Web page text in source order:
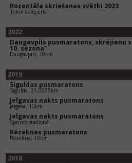
Rozentāla skriešanas svētki 2023
10km skrējiens
2022
Daugavpils pusmaratons, skrējienu
10. sezona"
Daugavpils, 10km
2019
Siguldas pusmaratons
Sigulda, 21,0975km
Jelgavas nakts pusmaratons
Jelgava, 10km
Jelgavas nakts pusmaratons
Sprints stadionā
Rēzeknes pusmaratons
Rēzekne, 10km
2018